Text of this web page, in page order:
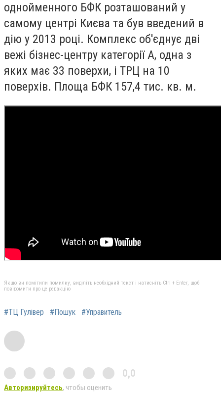
однойменного БФК розташований у
самому центрі Києва та був введений в
дію у 2013 році. Комплекс об'єднує дві
вежі бізнес-центру категорії А, одна з
яких має 33 поверхи, і ТРЦ на 10
поверхів. Площа БФК 157,4 тис. кв. м.
Якщо ви помітили помилку, виділіть необхідний текст і натисніть Ctrl + Enter, щоб
повідомити про це редакцію
#ТЦ Гулівер #Пошук #Управитель
0,0
Авторизируйтесь, чтобы оценить